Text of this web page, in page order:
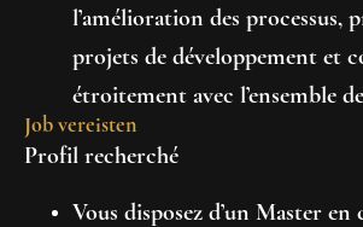
l’amélioration des processus,
projets de développement et
étroitement avec l’ensemble
Job vereisten
Profil recherché
Vous disposez d’un Master en